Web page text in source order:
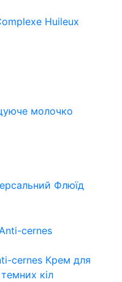
Huileux
молочко
Флюїд
cernes Крем для
кіл